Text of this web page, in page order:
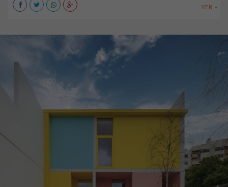
VER +